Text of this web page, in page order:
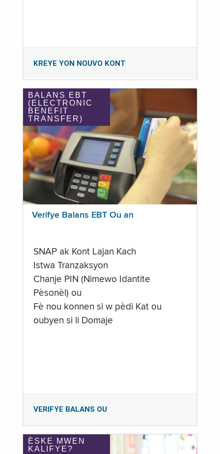
KREYE YON NOUVO KONT
BALANS EBT
(ELECTRONIC
BENEFIT
TRANSFER)
Verifye Balans EBT Ou an
SNAP ak Kont Lajan Kach
Istwa Tranzaksyon
Chanje PIN (Nimewo Idantite
Pèsonèl) ou
Fè nou konnen si w pèdi Kat ou
oubyen si li Domaje
VERIFYE BALANS OU
ÈSKE MWEN
KALIFYE?